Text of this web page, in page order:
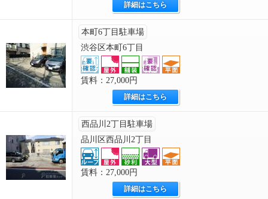
詳細はこちら
本町6丁目駐車場
渋谷区本町6丁目
賃料：27,000円
詳細はこちら
西品川2丁目駐車場
品川区西品川2丁目
賃料：27,000円
詳細はこちら